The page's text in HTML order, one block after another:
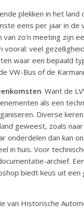
plekken in het land
eens per jaar in de
zo’n meeting zijn
veel
waar een bepaald
VW-Bus of de
. Want de
als een
Diverse
geweest, zoals
onderdelen dan kan
in huis. Voor
archief.
biedt keus uit
van Historische